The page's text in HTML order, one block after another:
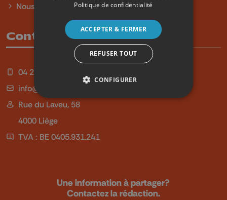
Nous contacter
Contact
04 254 99 99
info@qu4tre.be
Rue du Laveu, 58
4000 Liège
TVA : BE 0405.931.241
Une information à partager?
Contactez la rédaction.
Politique de confidentialité
ACCEPTER & FERMER
REFUSER TOUT
CONFIGURER